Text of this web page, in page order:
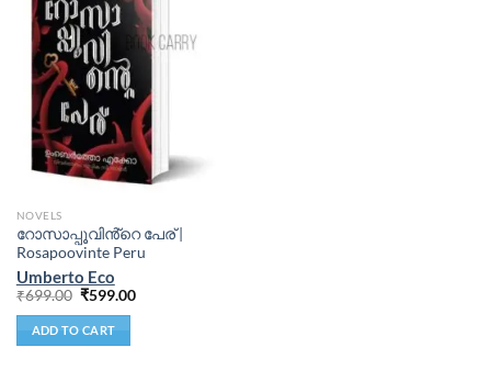
NOVELS
റോസാപ്പൂവിൻ്റെ പേര് |
Rosapoovinte Peru
Umberto Eco
₹699.00 ₹599.00
ADD TO CART